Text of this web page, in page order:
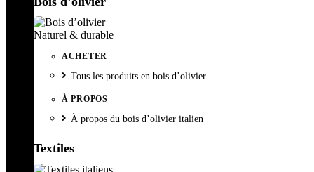
Naturel & durable
ACHETER
Tous les produits en bois d’olivier
À PROPOS
À propos du bois d’olivier italien
Textiles